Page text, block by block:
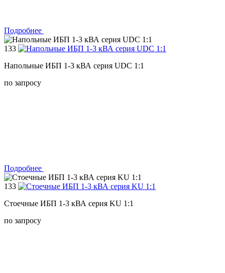
Подробнее
133
Напольные ИБП 1-3 кВА серия UDC 1:1
по запросу
Подробнее
133
Стоечные ИБП 1-3 кВА серия KU 1:1
по запросу